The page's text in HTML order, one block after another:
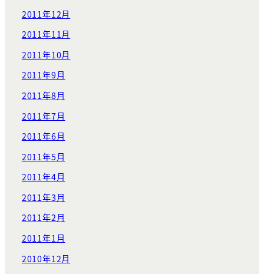
2011年12月
2011年11月
2011年10月
2011年9月
2011年8月
2011年7月
2011年6月
2011年5月
2011年4月
2011年3月
2011年2月
2011年1月
2010年12月